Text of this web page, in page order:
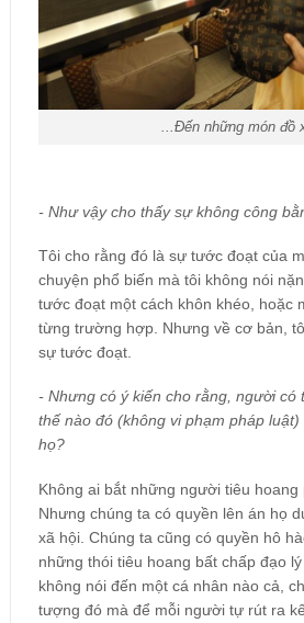
...Đến những món đồ
- Như vậy cho thấy sự không công
Tôi cho rằng đó là sự tước đoạt của
chuyện phổ biến mà tôi không nói
tước đoạt một cách khôn khéo, hoặc
từng trường hợp. Nhưng về cơ bản,
sự tước đoạt.
- Nhưng có ý kiến cho rằng, người có
thế nào đó (không vi phạm pháp
họ?
Không ai bắt những người tiêu hoang
Nhưng chúng ta có quyền lên án họ
xã hội. Chúng ta cũng có quyền hô
những thói tiêu hoang bất chấp đạo
không nói đến một cá nhân nào cả,
tượng đó mà để mỗi người tự rút ra